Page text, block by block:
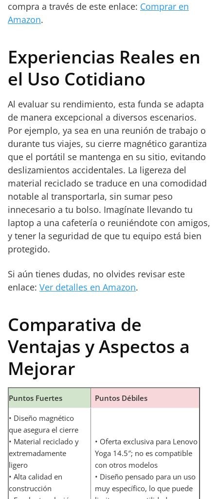
compra a través de este enlace: Comprar en
Amazon.
Experiencias Reales en
el Uso Cotidiano
Al evaluar su rendimiento, esta funda se adapta
de manera excepcional a diversos escenarios.
Por ejemplo, ya sea en una reunión de trabajo o
durante tus viajes, su cierre magnético garantiza
que el portátil se mantenga en su sitio, evitando
deslizamientos accidentales. La ligereza del
material reciclado se traduce en una comodidad
notable al transportarla, sin sumar peso
innecesario a tu bolso. Imagínate llevando tu
laptop a una cafetería o reuniéndote con amigos,
y tener la seguridad de que tu equipo está bien
protegido.
Si aún tienes dudas, no olvides revisar este
enlace: Ver detalles en Amazon.
Comparativa de
Ventajas y Aspectos a
Mejorar
Puntos Fuertes Puntos Débiles
• Diseño magnético
que asegura el cierre
• Material reciclado y
extremadamente
ligero
• Alta calidad en
construcción
• Oferta exclusiva para Lenovo
Yoga 14.5″; no es compatible
con otros modelos
• Diseño pensado para un uso
muy específico, lo que puede